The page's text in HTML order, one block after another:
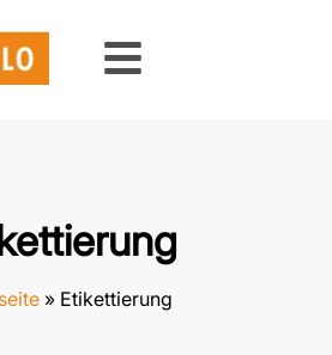
» Etikettierung